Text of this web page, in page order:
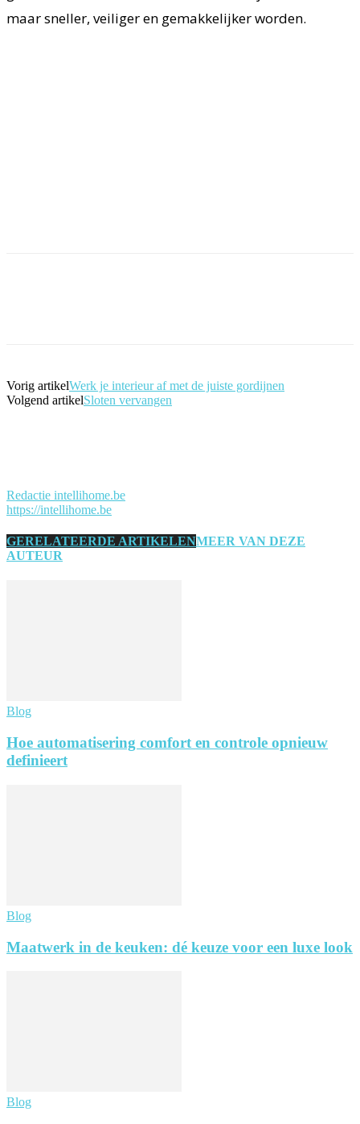
maar sneller, veiliger en gemakkelijker worden.
Vorig artikelWerk je interieur af met de juiste gordijnen
Volgend artikelSloten vervangen
Redactie intellihome.be
https://intellihome.be
GERELATEERDE ARTIKELENMEER VAN DEZE
AUTEUR
Blog
Hoe automatisering comfort en controle opnieuw
definieert
Blog
Maatwerk in de keuken: dé keuze voor een luxe look
Blog